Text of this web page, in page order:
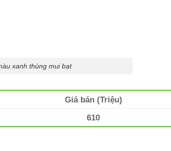
xanh thùng mui bạt
Giá bán (Triệu)
610